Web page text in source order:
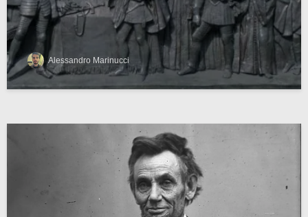
Alessandro Marinucci